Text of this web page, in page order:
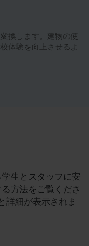
換します。建物の使
体験を向上させるよ
生とスタッフに安
方法をご覧くださ
詳細が表示されま